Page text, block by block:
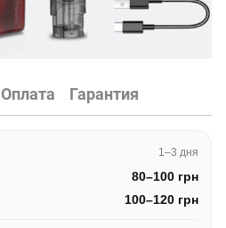
Оплата Гарантия
1–3 дня
80–100 грн
100–120 грн